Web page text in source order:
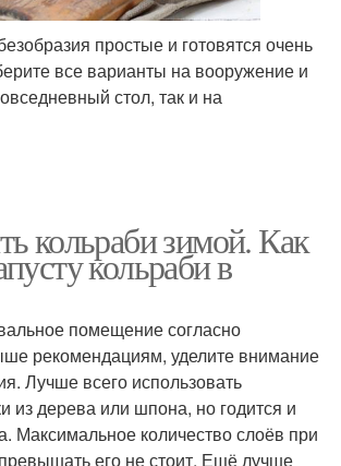
простые и готовятся очень
все варианты на вооружение и
стол, так и на
кольраби зимой. Как
кольраби в
помещение согласно
рекомендациям, уделите внимание
Лучше всего использовать
из дерева или шпона, но годится и
Максимальное количество слоёв при
его не стоит. Ещё лучше